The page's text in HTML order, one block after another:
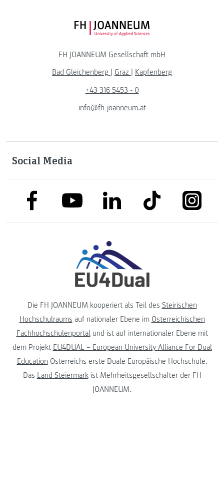
FH JOANNEUM Logo
FH JOANNEUM Gesellschaft mbH
Bad Gleichenberg
Graz
Kapfenberg
+43 316 5453 - 0
info@fh-joanneum.at
Social Media
link to facebooklink to youtubelink to linkedinlink to tiktok
Die FH JOANNEUM kooperiert als Teil des Steirischen
Hochschulraums auf nationaler Ebene im Österreichischen
Fachhochschulenportalund ist auf internationaler Ebene mit
dem Projekt EU4DUAL – European University Alliance For Dual
Education Österreichs erste Duale Europäische Hochschule.
Das Land Steiermarkist Mehrheitsgesellschafter der FH
JOANNEUM.